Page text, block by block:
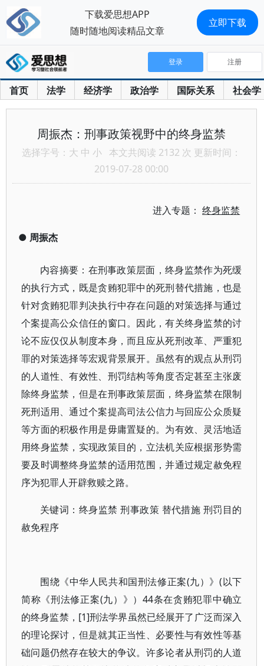
首页 法学 经济学 政治学 国际关系 社会学
登录 注册
周振杰：刑事政策视野中的终身监禁
选择字号： 大 中 小 本文共阅读 2132 次 更新时间：
2019-07-28 00:00
进入专题：终身监禁
● 周振杰
内容摘要：在刑事政策层面，终身监禁作为死缓
的执行方式，既是贪贿犯罪中的死刑替代措施，也是
针对贪贿犯罪判决执行中存在问题的对策选择与通过
个案提高公众信任的窗口。因此，有关终身监禁的讨
论不应仅仅从制度本身，而且应从死刑改革、严重犯
罪的对策选择等宏观背景展开。虽然有的观点从刑罚
的人道性、有效性、刑罚结构等角度否定甚至主张废
除终身监禁，但是在刑事政策层面，终身监禁在限制
死刑适用、通过个案提高司法公信力与回应公众质疑
等方面的积极作用是毋庸置疑的。为有效、灵活地适
用终身监禁，实现政策目的，立法机关应根据形势需
要及时调整终身监禁的适用范围，并通过规定赦免程
序为犯罪人开辟救赎之路。
关键词：终身监禁 刑事政策 替代措施 刑罚目的
赦免程序
围绕《中华人民共和国刑法修正案(九）》(以下
简称《刑法修正案(九）》）44条在贪贿犯罪中确立
的终身监禁，[1]刑法学界虽然已经展开了广泛而深入
的理论探讨，但是就其正当性、必要性与有效性等基
础问题仍然存在较大的争议。许多论者从刑罚的人道
下载爱思想APP
随时随地阅读精品文章
立即下载